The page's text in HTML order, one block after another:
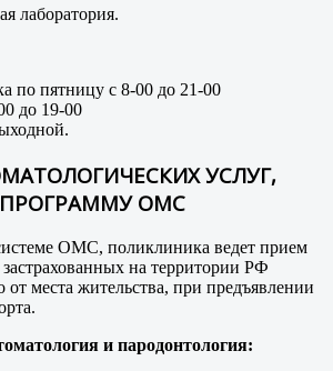
лаборатория.
по пятницу с 8-00 до 21-00
до 19-00
УСЛУГ,
ОМС
ОМС, поликлиника ведет прием
на территории РФ
от места жительства, при предъявлении
и пародонтология: